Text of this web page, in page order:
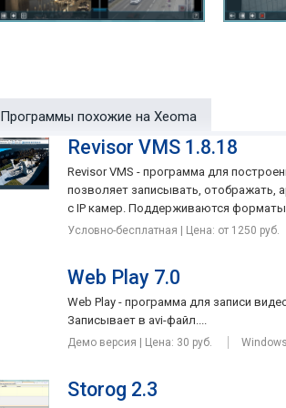
Программы похожие на Xeoma
Revisor VMS 1.8.18
Revisor VMS - программа для
позволяет записывать, отображать,
с IP камер. Поддерживаются форматы
Условно-бесплатная | Цена: от 1250 руб.
Web Play 7.0
Web Play - программа для записи
Записывает в avi-файл....
Демо версия | Цена: 30 руб.
Storog 2.3